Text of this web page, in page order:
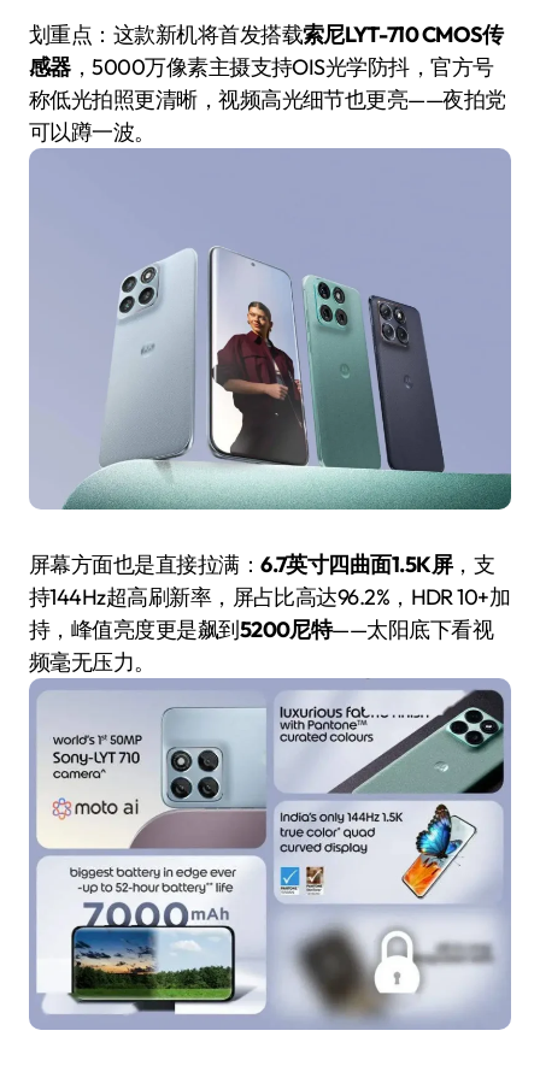
划重点：这款新机将首发搭载索尼LYT-710 CMOS传
感器，5000万像素主摄支持OIS光学防抖，官方号
称低光拍照更清晰，视频高光细节也更亮——夜拍党
可以蹲一波。
屏幕方面也是直接拉满：6.7英寸四曲面1.5K屏，支
持144Hz超高刷新率，屏占比高达96.2%，HDR 10+加
持，峰值亮度更是飙到5200尼特——太阳底下看视
频毫无压力。